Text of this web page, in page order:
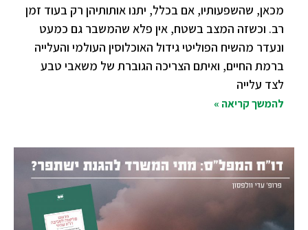
מכאן, שהשפעותיו, אם בכלל, יתנו אותותיהן רק בעוד זמן
רב. וכשזה המצב בשטח, אין פלא שהמשבר גם כמעט
ונעדר מהשיח הפוליטי גידול האוכלוסין העולמי והעלייה
ברמת החיים, ואיתם הצריכה הגוברת של משאבי טבע
לצד עלייה
להמשך קריאה »